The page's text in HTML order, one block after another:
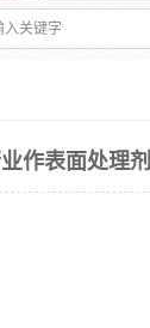
作表面处理剂